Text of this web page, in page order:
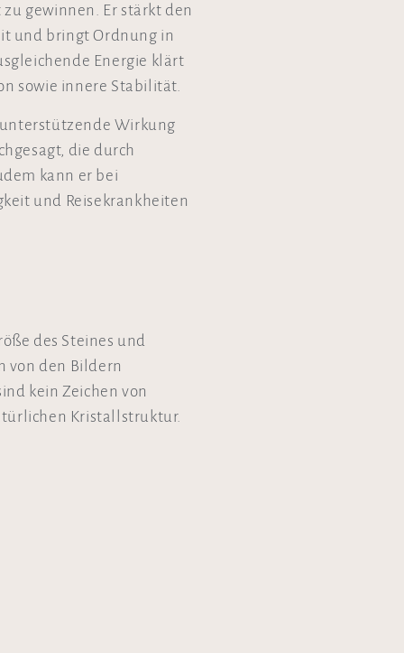
gewinnen. Er stärkt den
und bringt Ordnung in
Energie klärt
sowie innere Stabilität.
Wirkung
die durch
kann er bei
und Reisekrankheiten
des Steines und
von den Bildern
kein Zeichen von
Kristallstruktur.